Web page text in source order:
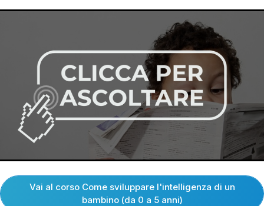
Vai al corso Come sviluppare l'intelligenza di un
bambino (da 0 a 5 anni)